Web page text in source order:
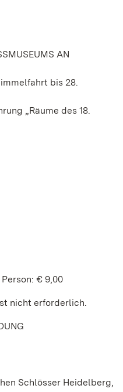
AN
bis 28.
„Räume des 18.
€ 9,00
nicht erforderlich.
Schlösser Heidelberg,